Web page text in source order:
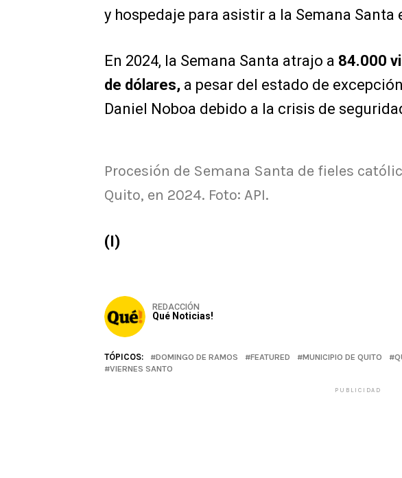
y hospedaje para asistir a la Semana Santa
En 2024, la Semana Santa atrajo a 84.000
de dólares, a pesar del estado de
Daniel Noboa debido a la crisis de
Procesión de Semana Santa de fieles
Quito, en 2024. Foto: API.
(I)
REDACCIÓN
Qué Noticias!
TÓPICOS: DOMINGO DE RAMOS FEATURED MUNICIPIO DE QUITO
VIERNES SANTO
PUBLICIDAD